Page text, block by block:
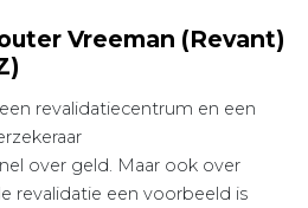
Vreeman (Revant)
revalidatiecentrum en een
over geld. Maar ook over
revalidatie een voorbeeld is